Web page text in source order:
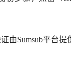
证由Sumsub平台